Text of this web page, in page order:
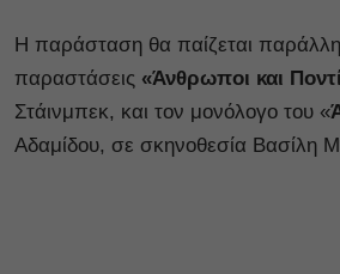
Η παράσταση θα παίζεται
παραστάσεις «Άνθρωποι και
Στάινμπεκ, και τον μονόλογο του «
Αδαμίδου, σε σκηνοθεσία Βασίλη